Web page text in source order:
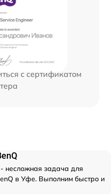
с сертификатом
несложная задача для
в Уфе. Выполним быстро и